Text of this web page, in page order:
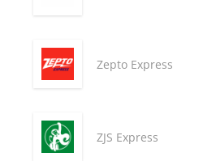
Zepto Express
ZJS Express